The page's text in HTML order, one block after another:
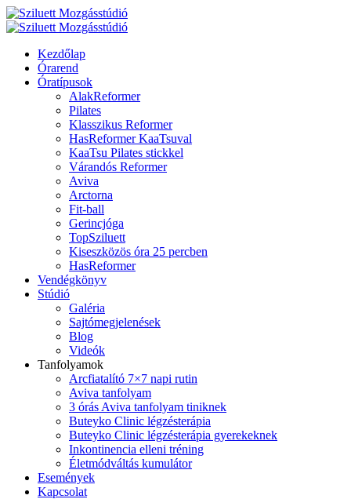
Kezdőlap
Órarend
Óratípusok
AlakReformer
Pilates
Klasszikus Reformer
HasReformer KaaTsuval
KaaTsu Pilates stickkel
Várandós Reformer
Aviva
Arctorna
Fit-ball
Gerincjóga
TopSziluett
Kiseszközös óra 25 percben
HasReformer
Vendégkönyv
Stúdió
Galéria
Sajtómegjelenések
Blog
Videók
Tanfolyamok
Arcfiatalító 7×7 napi rutin
Aviva tanfolyam
3 órás Aviva tanfolyam tiniknek
Buteyko Clinic légzésterápia
Buteyko Clinic légzésterápia gyerekeknek
Inkontinencia elleni tréning
Életmódváltás kumulátor
Események
Kapcsolat